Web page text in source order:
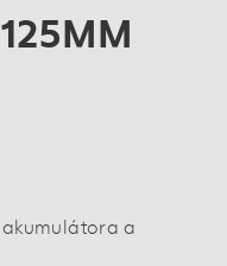
akumulátora a